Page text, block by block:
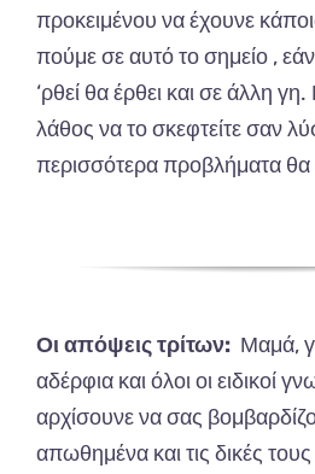
προκειμένου να έχουνε
πούμε σε αυτό το σημείο ,
‘ρθεί θα έρθει και σε άλλη
λάθος να το σκεφτείτε σαν
περισσότερα προβλήματα θα
Οι απόψεις τρίτων: Μαμά,
αδέρφια και όλοι οι ειδικοί
αρχίσουνε να σας
απωθημένα και τις δικές